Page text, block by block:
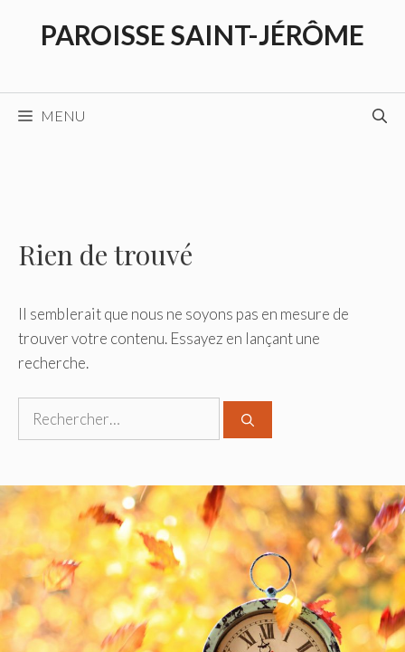
PAROISSE SAINT-JÉRÔME
MENU
Rien de trouvé
Il semblerait que nous ne soyons pas en mesure de
trouver votre contenu. Essayez en lançant une
recherche.